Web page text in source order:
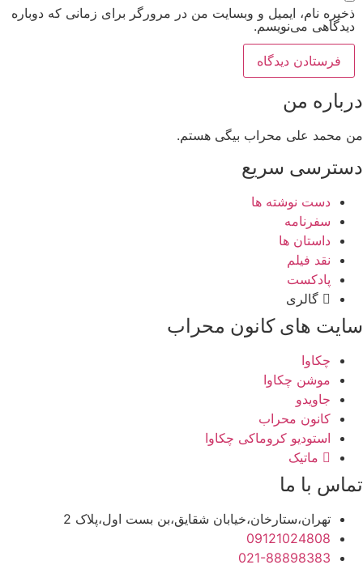
ذخیره نام، ایمیل و وبسایت من در مرورگر برای زمانی که دوباره
دیدگاهی می‌نویسم.
درباره من
من محمد علی محراب بیگی هستم.
دسترسی سریع
دست نوشته ها
سفرنامه
داستان ها
نقد فیلم
پادکست
گالری
سایت های کانون محراب
چکاوا
موشن چکاوا
جاویدو
کانون محراب
استودیو کروماکی چکاوا
ماتیک
تماس با ما
تهران،ستارخان،خیابان شقایق،بن بست اول،پلاک 2
09121024808
021-88898383